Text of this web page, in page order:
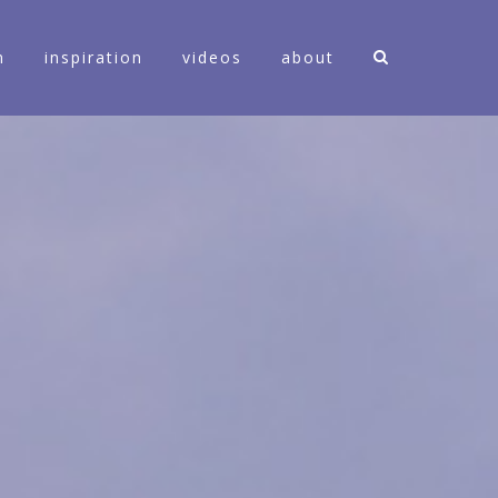
inspiration videos about